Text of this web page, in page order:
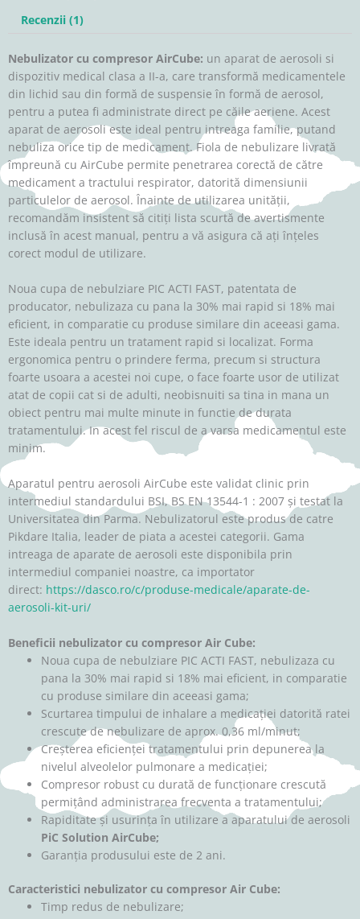
Recenzii (1)
Nebulizator cu compresor AirCube: un aparat de aerosoli si
dispozitiv medical clasa a II-a, care transformă medicamentele
din lichid sau din formă de suspensie în formă de aerosol,
pentru a putea fi administrate direct pe căile aeriene. Acest
aparat de aerosoli este ideal pentru intreaga familie, putand
nebuliza orice tip de medicament. Fiola de nebulizare livrată
împreună cu AirCube permite penetrarea corectă de către
medicament a tractului respirator, datorită dimensiunii
particulelor de aerosol. Înainte de utilizarea unității,
recomandăm insistent să citiți lista scurtă de avertismente
inclusă în acest manual, pentru a vă asigura că ați înțeles
corect modul de utilizare.
Noua cupa de nebulziare PIC ACTI FAST, patentata de
producator, nebulizaza cu pana la 30% mai rapid si 18% mai
eficient, in comparatie cu produse similare din aceeasi gama.
Este ideala pentru un tratament rapid si localizat. Forma
ergonomica pentru o prindere ferma, precum si structura
foarte usoara a acestei noi cupe, o face foarte usor de utilizat
atat de copii cat si de adulti, neobisnuiti sa tina in mana un
obiect pentru mai multe minute in functie de durata
tratamentului. In acest fel riscul de a varsa medicamentul este
minim.
Aparatul pentru aerosoli AirCube este validat clinic prin
intermediul standardului BSI, BS EN 13544-1 : 2007 și testat la
Universitatea din Parma. Nebulizatorul este produs de catre
Pikdare Italia, leader de piata a acestei categorii. Gama
intreaga de aparate de aerosoli este disponibila prin
intermediul companiei noastre, ca importator
direct: https://dasco.ro/c/produse-medicale/aparate-de-
aerosoli-kit-uri/
Beneficii nebulizator cu compresor Air Cube:
Noua cupa de nebulziare PIC ACTI FAST, nebulizaza cu
pana la 30% mai rapid si 18% mai eficient, in comparatie
cu produse similare din aceeasi gama;
Scurtarea timpului de inhalare a medicației datorită ratei
crescute de nebulizare de aprox. 0,36 ml/minut;
Creșterea eficienței tratamentului prin depunerea la
nivelul alveolelor pulmonare a medicației;
Compresor robust cu durată de funcționare crescută
permițând administrarea frecventa a tratamentului;
Rapiditate și usurința în utilizare a aparatului de aerosoli
PiC Solution AirCube;
Garanția produsului este de 2 ani.
Caracteristici nebulizator cu compresor Air Cube:
Timp redus de nebulizare;